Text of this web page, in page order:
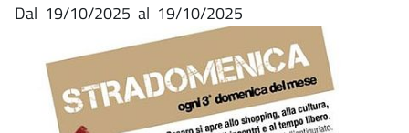
Dal 19/10/2025 al 19/10/2025